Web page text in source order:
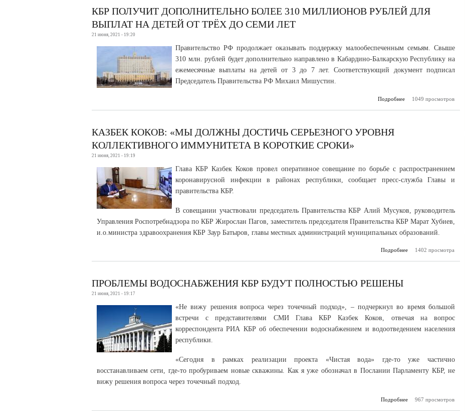
муниципальных СМИ
КБР ПОЛУЧИТ ДОПОЛНИТЕЛЬНО БОЛЕЕ 310 МИЛЛИОНОВ РУБЛЕЙ ДЛЯ
ВЫПЛАТ НА ДЕТЕЙ ОТ ТРЁХ ДО СЕМИ ЛЕТ
21 июня, 2021 - 19:20
Правительство РФ продолжает оказывать поддержку малообеспеченным семьям. Свыше
310 млн. рублей будет дополнительно направлено в Кабардино-Балкарскую Республику на
ежемесячные выплаты на детей от 3 до 7 лет. Соответствующий документ подписал
Председатель Правительства РФ Михаил Мишустин.
Подробнее
о КБР получит
1049 просмотров
КАЗБЕК КОКОВ: «МЫ ДОЛЖНЫ ДОСТИЧЬ СЕРЬЕЗНОГО УРОВНЯ
КОЛЛЕКТИВНОГО ИММУНИТЕТА В КОРОТКИЕ СРОКИ»
21 июня, 2021 - 19:19
Глава КБР Казбек Коков провел оперативное совещание по борьбе с распространением
коронавирусной инфекции в районах республики, сообщает пресс-служба Главы и
правительства КБР.
В совещании участвовали председатель Правительства КБР Алий Мусуков, руководитель
Управления Роспотребнадзора по КБР Жирослан Пагов, заместитель председателя Правительства КБР Марат Хубиев,
и.о.министра здравоохранения КБР Заур Батыров, главы местных администраций муниципальных образований.
Подробнее
о Казбек Коков: «Мы
1402 просмотра
ПРОБЛЕМЫ ВОДОСНАБЖЕНИЯ КБР БУДУТ ПОЛНОСТЬЮ РЕШЕНЫ
21 июня, 2021 - 19:17
«Не вижу решения вопроса через точечный подход», – подчеркнул во время большой
встречи с представителями СМИ Глава КБР Казбек Коков, отвечая на вопрос
корреспондента РИА КБР об обеспечении водоснабжением и водоотведением населения
республики.
«Сегодня в рамках реализации проекта «Чистая вода» где-то уже частично
восстанавливаем сети, где-то пробуриваем новые скважины. Как я уже обозначал в Послании Парламенту КБР, не
вижу решения вопроса через точечный подход.
Подробнее
о Проблемы
967 просмотров